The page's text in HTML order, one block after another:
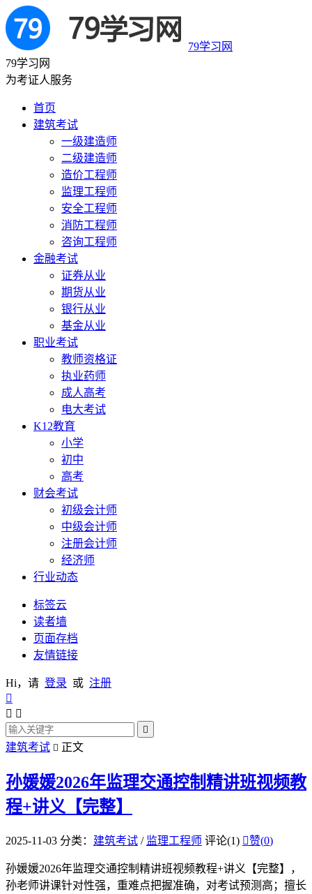
79学习网
79学习网
为考证人服务
首页
建筑考试
一级建造师
二级建造师
造价工程师
监理工程师
安全工程师
消防工程师
咨询工程师
金融考试
证券从业
期货从业
银行从业
基金从业
职业考试
教师资格证
执业药师
成人高考
电大考试
K12教育
小学
初中
高考
财会考试
初级会计师
中级会计师
注册会计师
经济师
行业动态
标签云
读者墙
页面存档
友情链接
Hi，请 登录 或 注册

 

建筑考试  正文
孙媛媛2026年监理交通控制精讲班视频教
程+讲义【完整】
2025-11-03 分类： 建筑考试 / 监理工程师 评论(1) 赞(0)
孙媛媛2026年监理交通控制精讲班视频教程+讲义【完整】，
孙老师讲课针对性强，重难点把握准确，对考试预测高；擅长